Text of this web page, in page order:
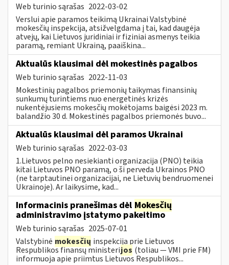
Web turinio sąrašas 2022-03-02
Verslui apie paramos teikimą Ukrainai Valstybinė
mokesčių inspekcija, atsižvelgdama į tai, kad daugėja
atvejų, kai Lietuvos juridiniai ir fiziniai asmenys teikia
paramą, remiant Ukrainą, paaiškina...
Aktualūs klausimai dėl mokestinės pagalbos
Web turinio sąrašas 2022-11-03
Mokestinių pagalbos priemonių taikymas finansinių
sunkumų turintiems nuo energetinės krizės
nukentėjusiems mokesčių mokėtojams baigėsi 2023 m.
balandžio 30 d. Mokestinės pagalbos priemonės buvo...
Aktualūs klausimai dėl paramos Ukrainai
Web turinio sąrašas 2022-03-03
1.Lietuvos pelno nesiekianti organizacija (PNO) teikia
kitai Lietuvos PNO paramą, o ši perveda Ukrainos PNO
(ne tarptautinei organizacijai, ne Lietuvių bendruomenei
Ukrainoje). Ar laikysime, kad...
Informacinis pranešimas dėl Mokesčių
administravimo įstatymo pakeitimo
Web turinio sąrašas 2025-07-01
Valstybinė mokesčių inspekcija prie Lietuvos
Respublikos finansų ministerijos (toliau — VMI prie FM)
informuoja apie priimtus Lietuvos Respublikos...